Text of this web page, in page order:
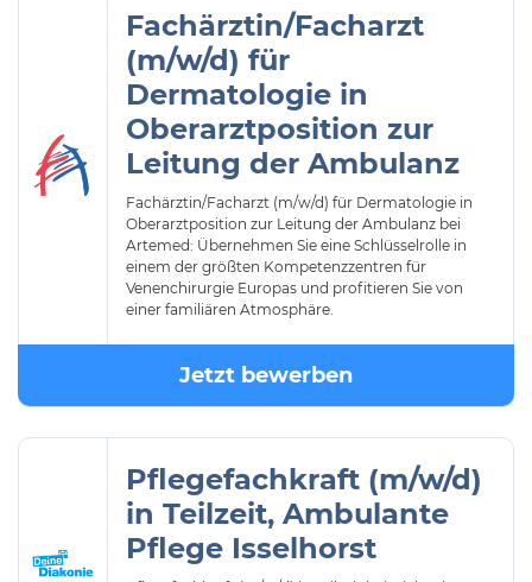
Fachärztin/Facharzt
(m/w/d) für
Dermatologie in
Oberarztposition zur
Leitung der Ambulanz
Fachärztin/Facharzt (m/w/d) für Dermatologie in
Oberarztposition zur Leitung der Ambulanz bei
Artemed: Übernehmen Sie eine Schlüsselrolle in
einem der größten Kompetenzzentren für
Venenchirurgie Europas und profitieren Sie von
einer familiären Atmosphäre.
Jetzt bewerben
Pflegefachkraft (m/w/d)
in Teilzeit, Ambulante
Pflege Isselhorst